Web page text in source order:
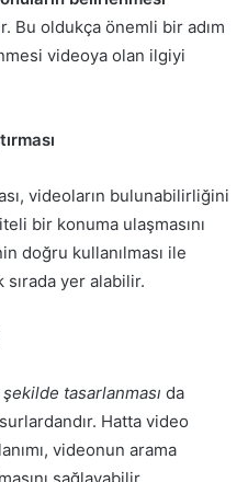
Bu oldukça önemli bir adım
videoya olan ilgiyi
videoların bulunabilirliğini
bir konuma ulaşmasını
doğru kullanılması ile
yer alabilir.
tasarlanması da
Hatta video
videonun arama